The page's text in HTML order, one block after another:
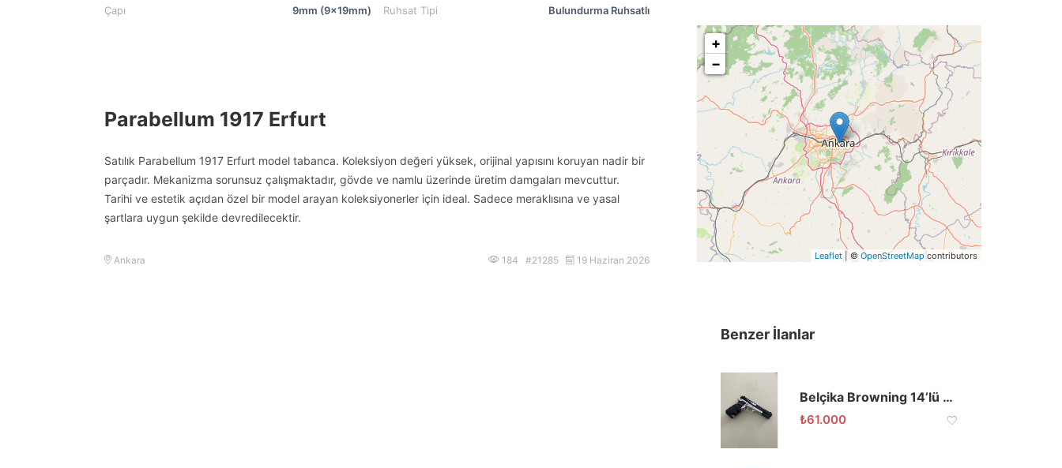
Çapı 9mm (9x19mm) Ruhsat Tipi Bulundurma Ruhsatlı
Parabellum 1917 Erfurt
Satılık Parabellum 1917 Erfurt model tabanca. Koleksiyon değeri yüksek, orijinal yapısını koruyan nadir bir
parçadır. Mekanizma sorunsuz çalışmaktadır, gövde ve namlu üzerinde üretim damgaları mevcuttur.
Tarihi ve estetik açıdan özel bir model arayan koleksiyonerler için ideal. Sadece meraklısına ve yasal
şartlara uygun şekilde devredilecektir.
Ankara 184 #21285 19 Haziran 2026
+
−
Leaflet | © OpenStreetMapcontributors
Benzer İlanlar
Belçika Browning 14’lü 245 PV Serisi 9×19 Krom
₺61.000